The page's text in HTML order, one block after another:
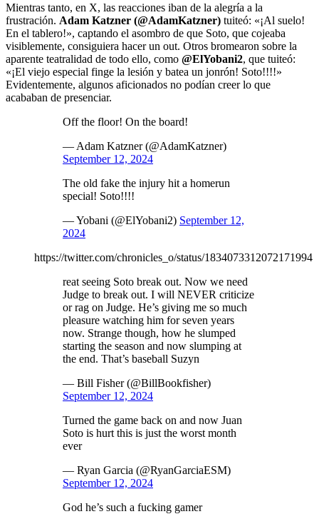
Mientras tanto, en X, las reacciones iban de la alegría a la
frustración. Adam Katzner (@AdamKatzner) tuiteó: «¡Al suelo!
En el tablero!», captando el asombro de que Soto, que cojeaba
visiblemente, consiguiera hacer un out. Otros bromearon sobre la
aparente teatralidad de todo ello, como @ElYobani2, que tuiteó:
«¡El viejo especial finge la lesión y batea un jonrón! Soto!!!!»
Evidentemente, algunos aficionados no podían creer lo que
acababan de presenciar.
Off the floor! On the board!
— Adam Katzner (@AdamKatzner)
September 12, 2024
The old fake the injury hit a homerun
special! Soto!!!!
— Yobani (@ElYobani2) September 12,
2024
https://twitter.com/chronicles_o/status/1834073312072171994
reat seeing Soto break out. Now we need
Judge to break out. I will NEVER criticize
or rag on Judge. He’s giving me so much
pleasure watching him for seven years
now. Strange though, how he slumped
starting the season and now slumping at
the end. That’s baseball Suzyn
— Bill Fisher (@BillBookfisher)
September 12, 2024
Turned the game back on and now Juan
Soto is hurt this is just the worst month
ever
— Ryan Garcia (@RyanGarciaESM)
September 12, 2024
God he’s such a fucking gamer